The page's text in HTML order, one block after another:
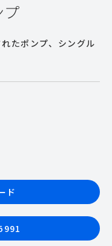
プ
たポンプ、シングル
ド